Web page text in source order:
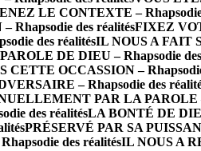
LE CONTEXTE –
des réalitésFIXEZ
des réalitésIL NOUS A FAIT
DE DIEU – Rhapsodie
CETTE OCCASSION –
– Rhapsodie des
PAR LA PAROLE
des réalitésLA BONTÉ DE
PRÉSERVÉ PAR SA
des réalitésIL NOUS A